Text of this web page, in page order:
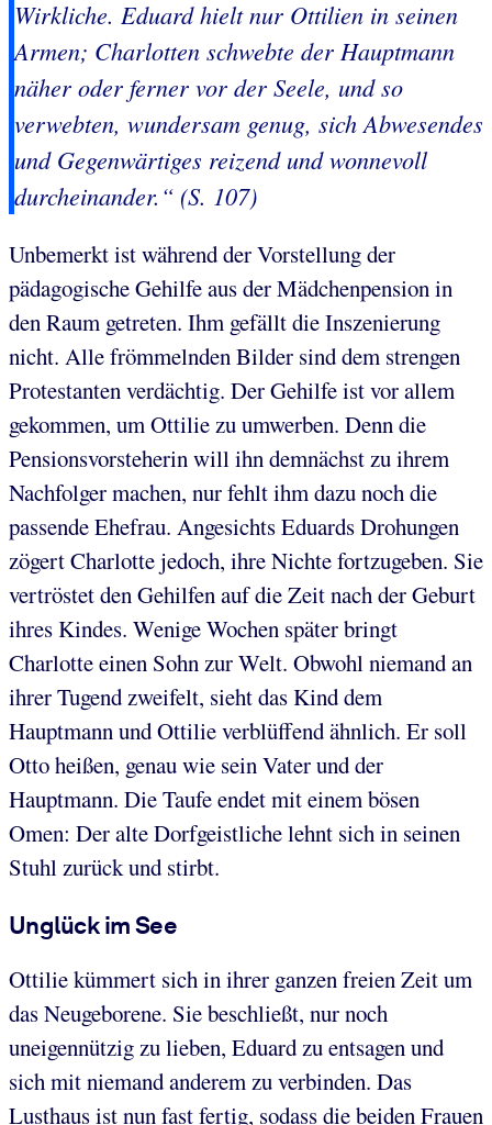
Wirkliche. Eduard hielt nur Ottilien in seinen
Armen; Charlotten schwebte der Hauptmann
näher oder ferner vor der Seele, und so
verwebten, wundersam genug, sich Abwesendes
und Gegenwärtiges reizend und wonnevoll
durcheinander.“ (S. 107)
Unbemerkt ist während der Vorstellung der
pädagogische Gehilfe aus der Mädchenpension in
den Raum getreten. Ihm gefällt die Inszenierung
nicht. Alle frömmelnden Bilder sind dem strengen
Protestanten verdächtig. Der Gehilfe ist vor allem
gekommen, um Ottilie zu umwerben. Denn die
Pensionsvorsteherin will ihn demnächst zu ihrem
Nachfolger machen, nur fehlt ihm dazu noch die
passende Ehefrau. Angesichts Eduards Drohungen
zögert Charlotte jedoch, ihre Nichte fortzugeben. Sie
vertröstet den Gehilfen auf die Zeit nach der Geburt
ihres Kindes. Wenige Wochen später bringt
Charlotte einen Sohn zur Welt. Obwohl niemand an
ihrer Tugend zweifelt, sieht das Kind dem
Hauptmann und Ottilie verblüffend ähnlich. Er soll
Otto heißen, genau wie sein Vater und der
Hauptmann. Die Taufe endet mit einem bösen
Omen: Der alte Dorfgeistliche lehnt sich in seinen
Stuhl zurück und stirbt.
Unglück im See
Ottilie kümmert sich in ihrer ganzen freien Zeit um
das Neugeborene. Sie beschließt, nur noch
uneigennützig zu lieben, Eduard zu entsagen und
sich mit niemand anderem zu verbinden. Das
Lusthaus ist nun fast fertig, sodass die beiden Frauen